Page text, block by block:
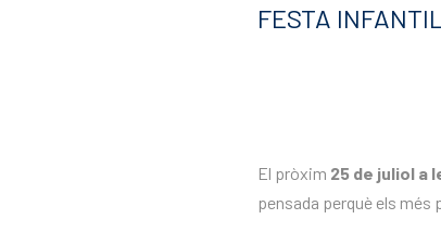
FESTA
El pròxim 25 de juliol a
pensada perquè els més